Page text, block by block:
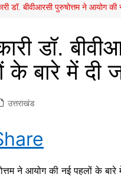
डॉ. बीवीआरसी पुरुषोत्तम ने आयोग
डॉ.
बारे में दी
उत्तराखंड
ने आयोग की नई पहलों के बारे